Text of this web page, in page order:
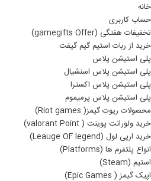
خانه
حساب کاربری
تخفیفات هفتگی (gamegifts Offer)
خرید از ربات استیم گیم گیفت
پلی استیشن پلاس
پلی استیشن پلاس اسنشیال
پلی استیشن پلاس اکسترا
پلی استیشن پلاس پرمیموم
محصولات ریوت گیمز( Riot games)
خرید ولورانت پوینت ( valorant Point)
خرید ارپی لول (Leauge OF legend)
انواع پلتفرم ها (Platforms)
استیم (Steam)
اپیک گیمز ( Epic Games)